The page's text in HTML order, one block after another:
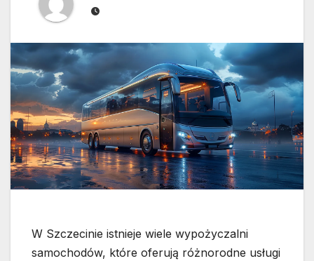
W Szczecinie istnieje wiele wypożyczalni
samochodów, które oferują różnorodne usługi